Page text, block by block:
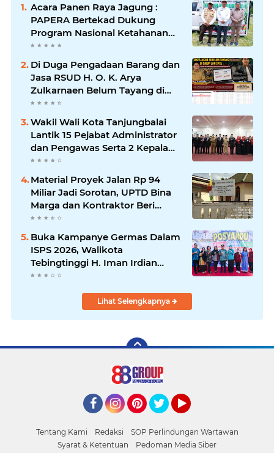
Acara Panen Raya Jagung :
PAPERA Bertekad Dukung
Program Nasional Ketahanan
Pangan Di Kota Kerang
Tanjungbalai
Di Duga Pengadaan Barang dan
Jasa RSUD H. O. K. Arya
Zulkarnaen Belum Tayang di
SiRUP dan SPSE, Tapi Sudah
Dikerjakan: Indikasi
Maladministrasi dan Potensi
Pelanggaran Hukum
Wakil Wali Kota Tanjungbalai
Lantik 15 Pejabat Administrator
dan Pengawas Serta 2 Kepala
Puskesmas Pemko
Tanjungbalai
Material Proyek Jalan Rp 94
Miliar Jadi Sorotan, UPTD Bina
Marga dan Kontraktor Beri
Keterangan Berbeda
Buka Kampanye Germas Dalam
ISPS 2026, Walikota
Tebingtinggi H. Iman Irdian
Saragih, SE Apresiasi Penurunan
Lihat Selengkapnya
Tentang Kami Redaksi
SOP Perlindungan Wartawan
Syarat & Ketentuan
Pedoman Media Siber